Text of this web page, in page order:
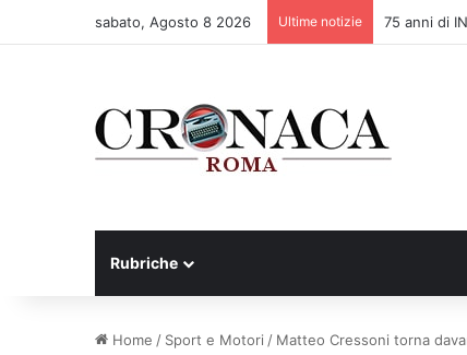
sabato, Agosto 8 2026 Ultime notizie 75 anni di
Rubriche
Home / Sport e Motori / Matteo Cressoni torna